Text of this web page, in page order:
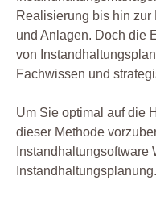
Realisierung bis hin
und Anlagen. Doch die
von
Fachwissen und
Um Sie optimal auf die
dieser Methode
Instandhaltungsoftware
Instandhaltungsplanung.